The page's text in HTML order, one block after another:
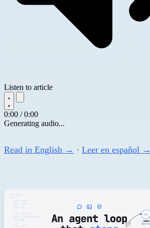
Listen to article
0:00 / 0:00
Generating audio...
Read in English → · Leer en español →